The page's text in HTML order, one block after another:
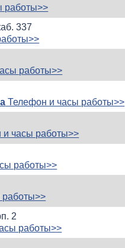
работы>>
337
работы>>
Телефон и часы работы>>
и часы работы>>
работы>>
2
работы>>